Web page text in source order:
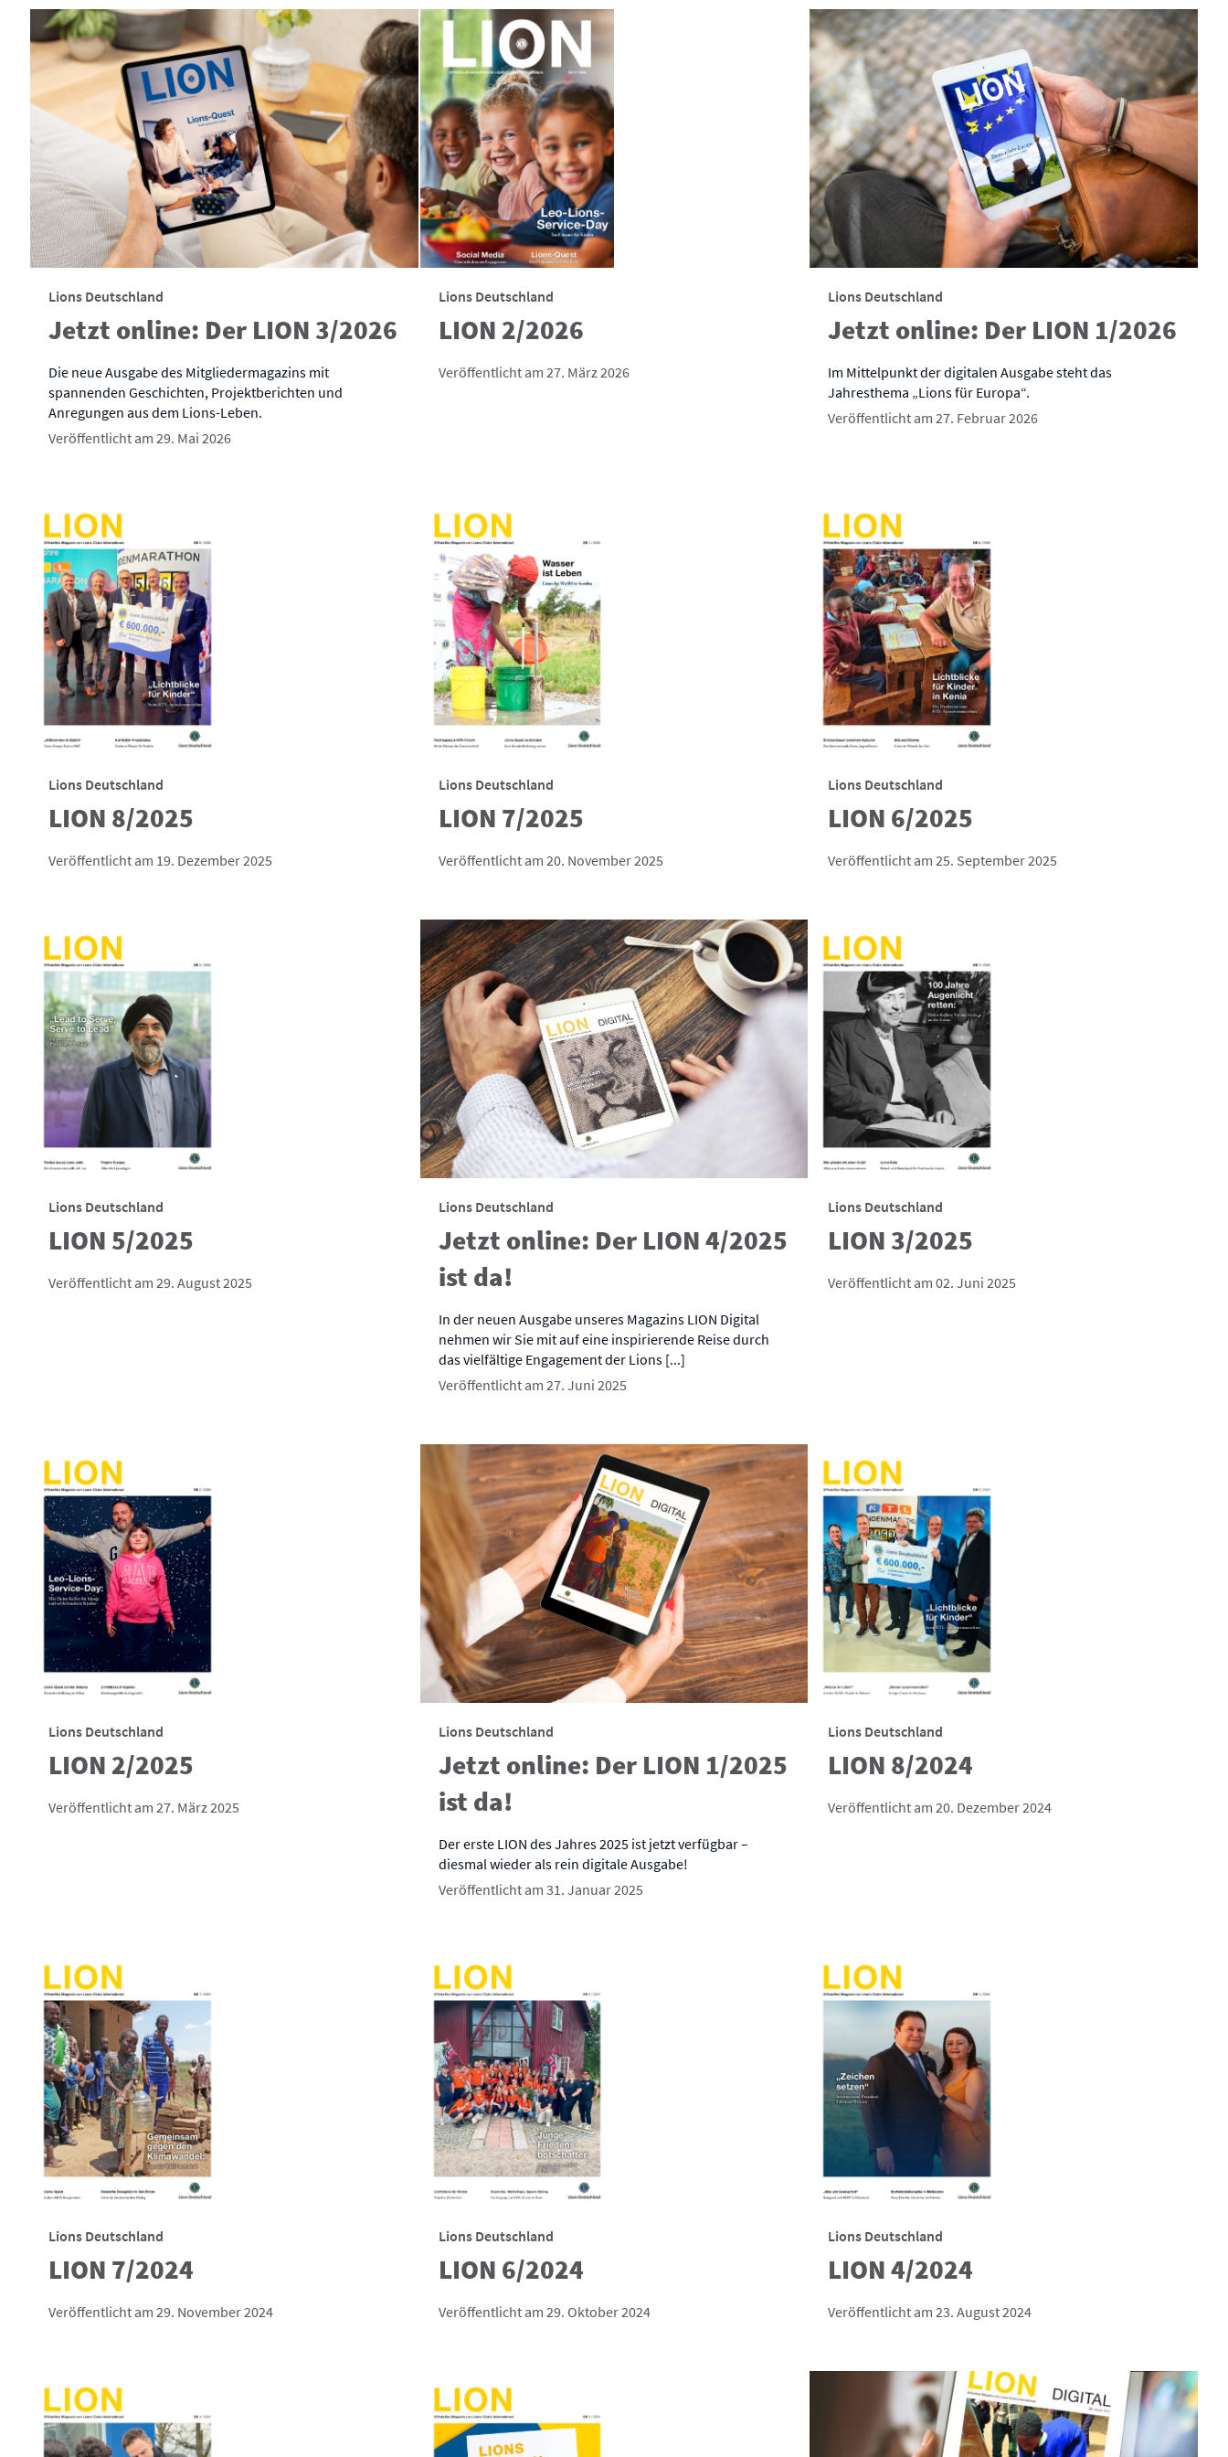
Lions Deutschland
Jetzt online: Der LION 3/2026
Die neue Ausgabe des Mitgliedermagazins mit
spannenden Geschichten, Projektberichten und
Anregungen aus dem Lions-Leben.
Veröffentlicht am 29. Mai 2026
Lions Deutschland
LION 2/2026
Veröffentlicht am 27. März 2026
Lions Deutschland
Jetzt online: Der LION 1/2026
Im Mittelpunkt der digitalen Ausgabe steht das
Jahresthema „Lions für Europa“.
Veröffentlicht am 27. Februar 2026
Lions Deutschland
LION 8/2025
Veröffentlicht am 19. Dezember 2025
Lions Deutschland
LION 7/2025
Veröffentlicht am 20. November 2025
Lions Deutschland
LION 6/2025
Veröffentlicht am 25. September 2025
Lions Deutschland
LION 5/2025
Veröffentlicht am 29. August 2025
Lions Deutschland
Jetzt online: Der LION 4/2025
ist da!
In der neuen Ausgabe unseres Magazins LION Digital
nehmen wir Sie mit auf eine inspirierende Reise durch
das vielfältige Engagement der Lions [...]
Veröffentlicht am 27. Juni 2025
Lions Deutschland
LION 3/2025
Veröffentlicht am 02. Juni 2025
Lions Deutschland
LION 2/2025
Veröffentlicht am 27. März 2025
Lions Deutschland
Jetzt online: Der LION 1/2025
ist da!
Der erste LION des Jahres 2025 ist jetzt verfügbar –
diesmal wieder als rein digitale Ausgabe!
Veröffentlicht am 31. Januar 2025
Lions Deutschland
LION 8/2024
Veröffentlicht am 20. Dezember 2024
Lions Deutschland
LION 7/2024
Veröffentlicht am 29. November 2024
Lions Deutschland
LION 6/2024
Veröffentlicht am 29. Oktober 2024
Lions Deutschland
LION 4/2024
Veröffentlicht am 23. August 2024